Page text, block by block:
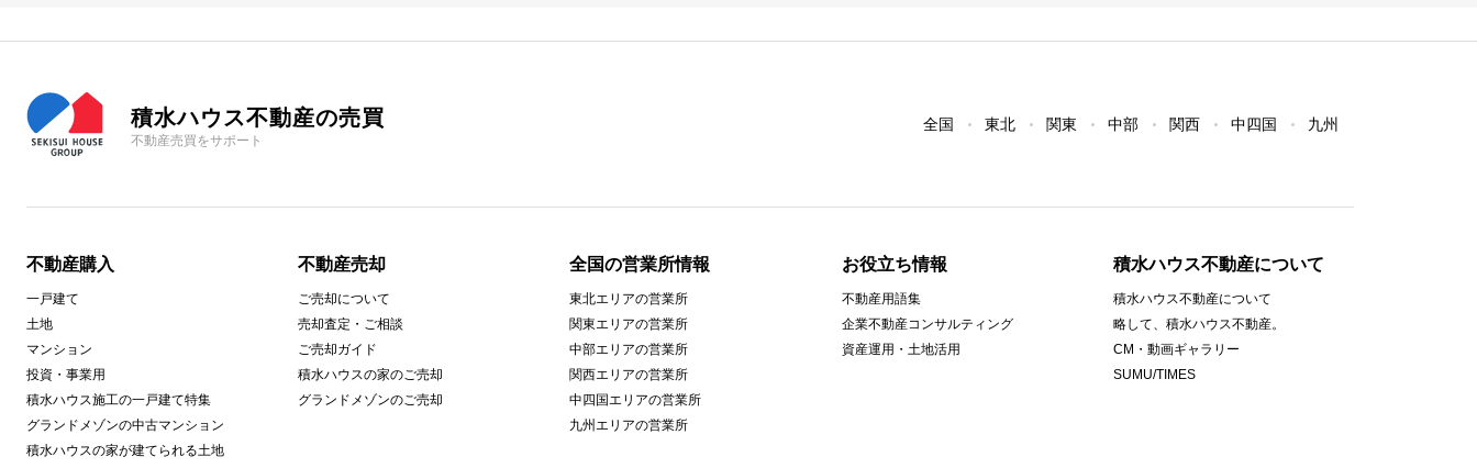
積水ハウス不動産の売買
不動産売買をサポート
全国 東北 関東 中部 関西 中四国 九州
不動産購入
一戸建て
土地
マンション
投資・事業用
積水ハウス施工の一戸建て特集
グランドメゾンの中古マンション
積水ハウスの家が建てられる土地
不動産売却
ご売却について
売却査定・ご相談
ご売却ガイド
積水ハウスの家のご売却
グランドメゾンのご売却
全国の営業所情報
東北エリアの営業所
関東エリアの営業所
中部エリアの営業所
関西エリアの営業所
中四国エリアの営業所
九州エリアの営業所
お役立ち情報
不動産用語集
企業不動産コンサルティング
資産運用・土地活用
積水ハウス不動産について
積水ハウス不動産について
略して、積水ハウス不動産。
CM・動画ギャラリー
SUMU/TIMES